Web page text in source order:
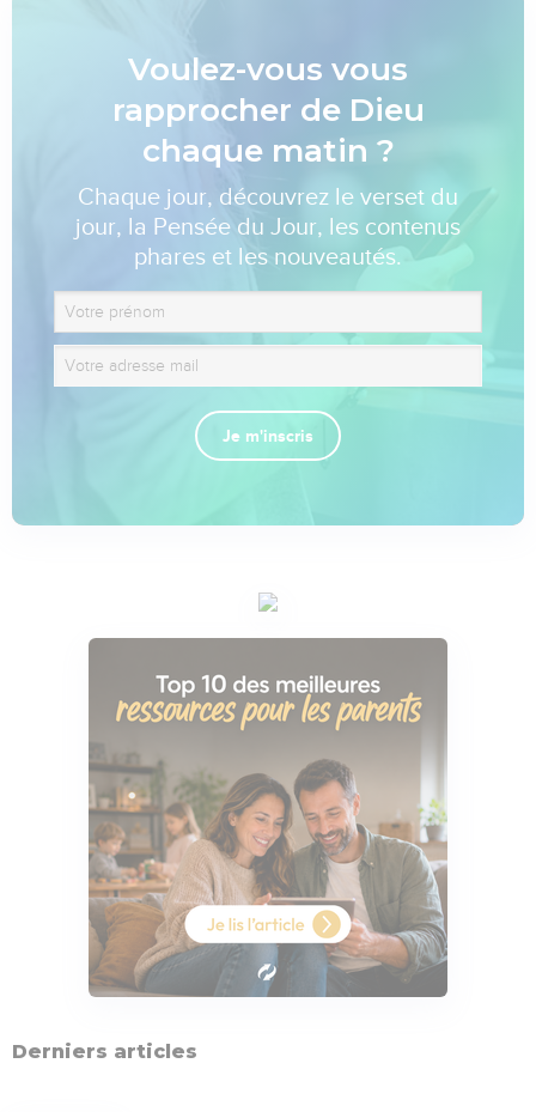
Voulez-vous vous
rapprocher de Dieu
chaque matin ?
Chaque jour, découvrez le verset du
jour, la Pensée du Jour, les contenus
phares et les nouveautés.
Je m'inscris
Derniers articles